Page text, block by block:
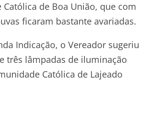
Católica de Boa União, que com
ficaram bastante avariadas.
Indicação, o Vereador sugeriu
três lâmpadas de iluminação
Católica de Lajeado